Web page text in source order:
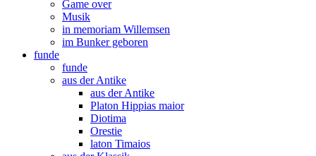
Game over
Musik
in memoriam Willemsen
im Bunker geboren
funde
funde
aus der Antike
aus der Antike
Platon Hippias maior
Diotima
Orestie
laton Timaios